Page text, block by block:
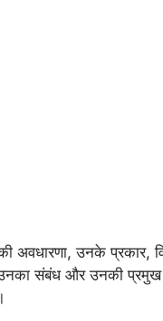
की अवधारणा, उनके प्रकार,
संबंध और उनकी प्रमुख